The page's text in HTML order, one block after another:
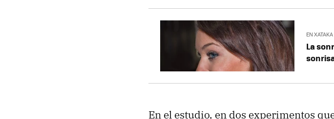
EN
La
En el estudio, en dos experimentos